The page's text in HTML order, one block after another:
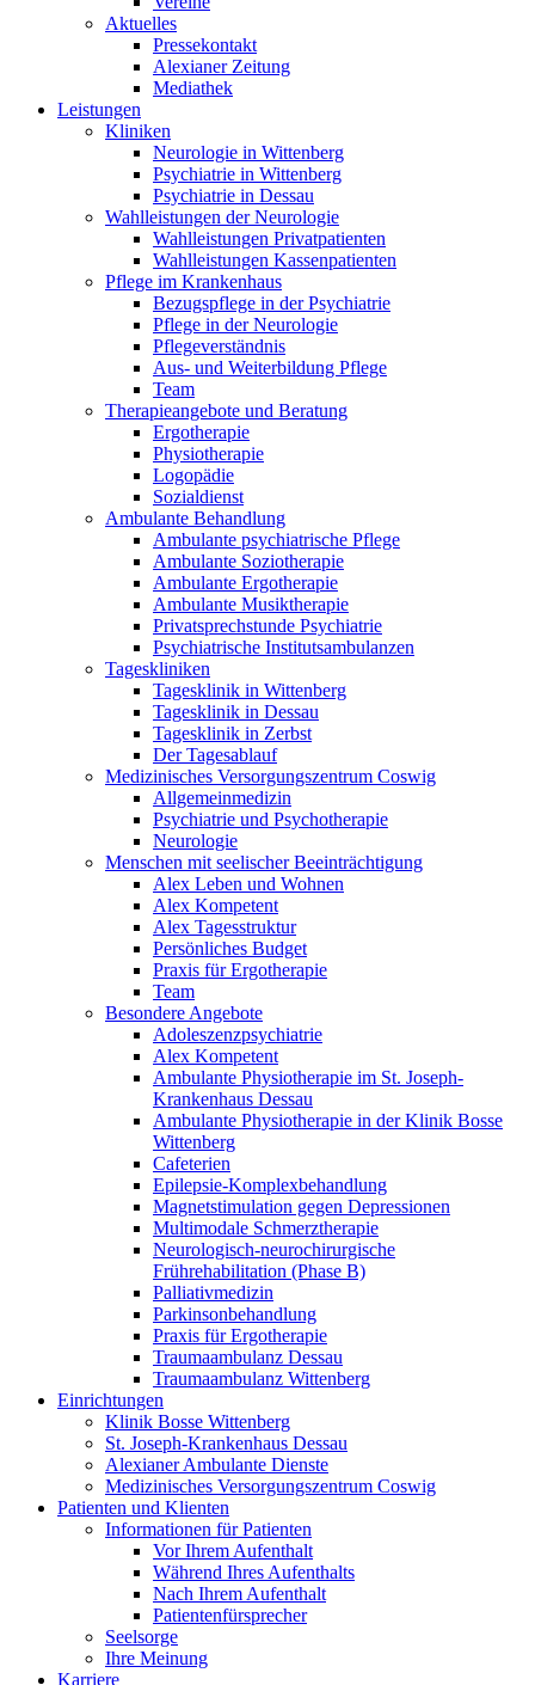
Aktuelles
Pressekontakt
Alexianer Zeitung
Mediathek
Leistungen
Kliniken
Neurologie in Wittenberg
Psychiatrie in Wittenberg
Psychiatrie in Dessau
Wahlleistungen der Neurologie
Wahlleistungen Privatpatienten
Wahlleistungen Kassenpatienten
Pflege im Krankenhaus
Bezugspflege in der Psychiatrie
Pflege in der Neurologie
Pflegeverständnis
Aus- und Weiterbildung Pflege
Team
Therapieangebote und Beratung
Ergotherapie
Physiotherapie
Logopädie
Sozialdienst
Ambulante Behandlung
Ambulante psychiatrische Pflege
Ambulante Soziotherapie
Ambulante Ergotherapie
Ambulante Musiktherapie
Privatsprechstunde Psychiatrie
Psychiatrische Institutsambulanzen
Tageskliniken
Tagesklinik in Wittenberg
Tagesklinik in Dessau
Tagesklinik in Zerbst
Der Tagesablauf
Medizinisches Versorgungszentrum Coswig
Allgemeinmedizin
Psychiatrie und Psychotherapie
Neurologie
Menschen mit seelischer Beeinträchtigung
Alex Leben und Wohnen
Alex Kompetent
Alex Tagesstruktur
Persönliches Budget
Praxis für Ergotherapie
Team
Besondere Angebote
Adoleszenzpsychiatrie
Alex Kompetent
Ambulante Physiotherapie im St. Joseph-
Krankenhaus Dessau
Ambulante Physiotherapie in der Klinik Bosse
Wittenberg
Cafeterien
Epilepsie-Komplexbehandlung
Magnetstimulation gegen Depressionen
Multimodale Schmerztherapie
Neurologisch-neurochirurgische
Frührehabilitation (Phase B)
Palliativmedizin
Parkinsonbehandlung
Praxis für Ergotherapie
Traumaambulanz Dessau
Traumaambulanz Wittenberg
Einrichtungen
Klinik Bosse Wittenberg
St. Joseph-Krankenhaus Dessau
Alexianer Ambulante Dienste
Medizinisches Versorgungszentrum Coswig
Patienten und Klienten
Informationen für Patienten
Vor Ihrem Aufenthalt
Während Ihres Aufenthalts
Nach Ihrem Aufenthalt
Patientenfürsprecher
Seelsorge
Ihre Meinung
Karriere